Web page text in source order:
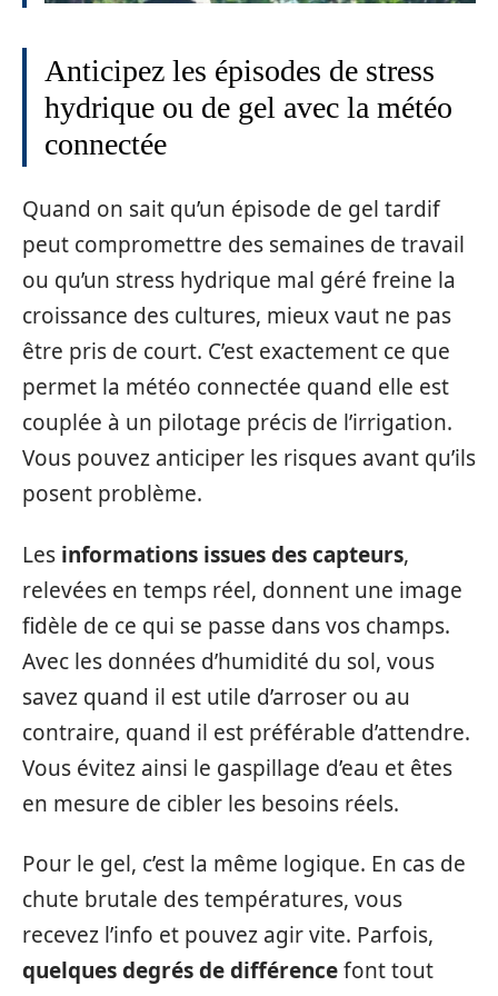
Anticipez les épisodes de stress
hydrique ou de gel avec la météo
connectée
Quand on sait qu’un épisode de gel tardif
peut compromettre des semaines de travail
ou qu’un stress hydrique mal géré freine la
croissance des cultures, mieux vaut ne pas
être pris de court. C’est exactement ce que
permet la météo connectée quand elle est
couplée à un pilotage précis de l’irrigation.
Vous pouvez anticiper les risques avant qu’ils
posent problème.
Les informations issues des capteurs,
relevées en temps réel, donnent une image
fidèle de ce qui se passe dans vos champs.
Avec les données d’humidité du sol, vous
savez quand il est utile d’arroser ou au
contraire, quand il est préférable d’attendre.
Vous évitez ainsi le gaspillage d’eau et êtes
en mesure de cibler les besoins réels.
Pour le gel, c’est la même logique. En cas de
chute brutale des températures, vous
recevez l’info et pouvez agir vite. Parfois,
quelques degrés de différencefont tout